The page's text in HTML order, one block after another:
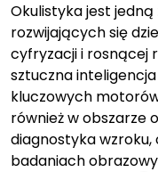
Okulistyka jest
rozwijających się
cyfryzacji i rosnącej
sztuczna
kluczowych
również w obszarze
diagnostyka
badaniach